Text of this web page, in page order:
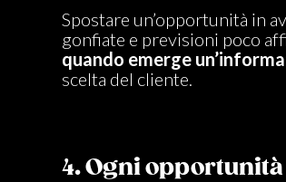
Spostare un’opportunità in
gonfiate e previsioni poco
quando emerge
scelta del cliente.
4. Ogni